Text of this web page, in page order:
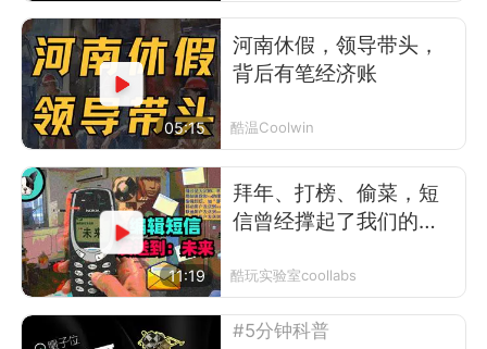
05:15
河南休假，领导带头，
背后有笔经济账
酷温Coolwin
11:19
拜年、打榜、偷菜，短
信曾经撑起了我们的前
酷玩实验室coollabs
#5分钟科普